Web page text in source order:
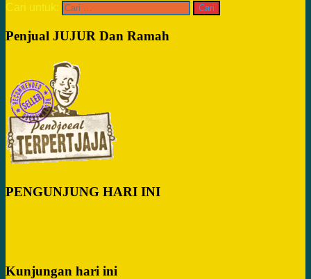
Cari untuk:
Penjual JUJUR Dan Ramah
PENGUNJUNG HARI INI
Kunjungan hari ini